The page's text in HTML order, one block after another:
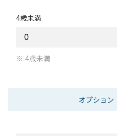
4歳未満
4歳未満
オプション